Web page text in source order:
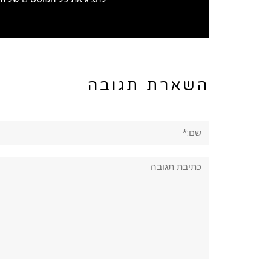
השארת תגובה